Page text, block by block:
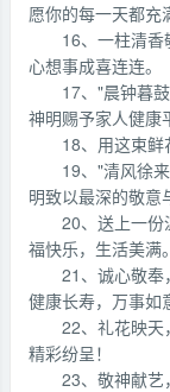
愿你的每一天都充
16、一柱清香
心想事成喜连连。
17、"晨钟暮
神明赐予家人健康
18、用这束鲜
19、"清风徐
明致以最深的敬意
20、送上一份
福快乐，生活美满。
21、诚心敬奉
健康长寿，万事如
22、礼花映天
精彩纷呈！
23、敬神献艺